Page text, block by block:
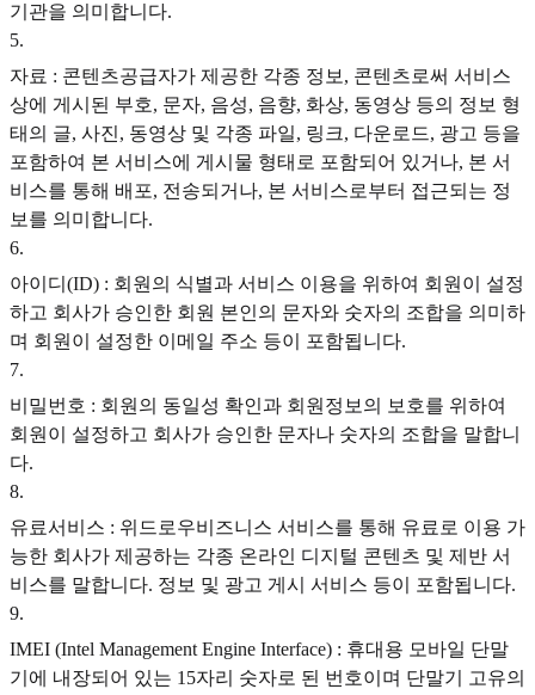
기관을 의미합니다.
5.
자료 : 콘텐츠공급자가 제공한 각종 정보, 콘텐츠로써 서비스
상에 게시된 부호, 문자, 음성, 음향, 화상, 동영상 등의 정보 형
태의 글, 사진, 동영상 및 각종 파일, 링크, 다운로드, 광고 등을
포함하여 본 서비스에 게시물 형태로 포함되어 있거나, 본 서
비스를 통해 배포, 전송되거나, 본 서비스로부터 접근되는 정
보를 의미합니다.
6.
아이디(ID) : 회원의 식별과 서비스 이용을 위하여 회원이 설정
하고 회사가 승인한 회원 본인의 문자와 숫자의 조합을 의미하
며 회원이 설정한 이메일 주소 등이 포함됩니다.
7.
비밀번호 : 회원의 동일성 확인과 회원정보의 보호를 위하여
회원이 설정하고 회사가 승인한 문자나 숫자의 조합을 말합니
다.
8.
유료서비스 : 위드로우비즈니스 서비스를 통해 유료로 이용 가
능한 회사가 제공하는 각종 온라인 디지털 콘텐츠 및 제반 서
비스를 말합니다. 정보 및 광고 게시 서비스 등이 포함됩니다.
9.
IMEI (Intel Management Engine Interface) : 휴대용 모바일 단말
기에 내장되어 있는 15자리 숫자로 된 번호이며 단말기 고유의